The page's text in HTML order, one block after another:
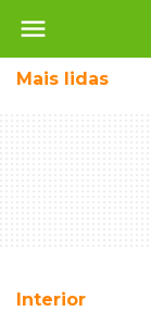
menu
Mais lidas
Interior